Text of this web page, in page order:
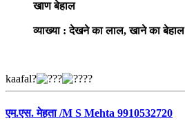
खाण बेहाल
व्याख्या : देखने का लाल, खाने का बेहाल
kaafal? ?
एम.एस. मेहता /M S Mehta 9910532720